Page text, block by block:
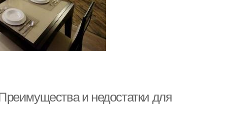
и недостатки для